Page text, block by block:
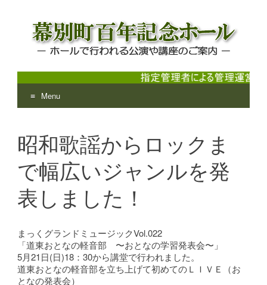
幕別町百年記念ホール
ホールで行われる公演や講座のご案内
Menu
content
昭和歌謡からロックま
で幅広いジャンルを発
表しました！
まっくグランドミュージックVol.022
「道東おとなの軽音部 〜おとなの学習発表会〜」
5月21日(日)18：30から講堂で行われました。
道東おとなの軽音部を立ち上げて初めてのＬＩＶＥ（お
となの発表会）